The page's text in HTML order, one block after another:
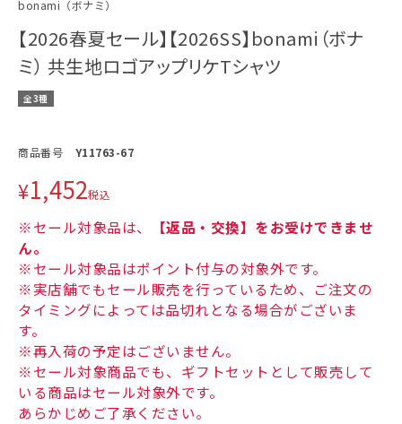
bonami（ボナミ）
【2026春夏セール】【2026SS】bonami（ボナ
ミ） 共生地ロゴアップリケTシャツ
全3種
商品番号 Y11763-67
¥1,452税込
※セール対象品は、
【返品・交換】をお受けできませ
ん。
※セール対象品はポイント付与の対象外です。
※実店舗でもセール販売を行っているため、ご注文の
タイミングによっては品切れとなる場合がございま
す。
※再入荷の予定はございません。
※セール対象商品でも、ギフトセットとして販売して
いる商品はセール対象外です。
あらかじめご了承ください。